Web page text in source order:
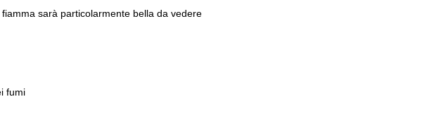
sarà particolarmente bella da vedere
fumi